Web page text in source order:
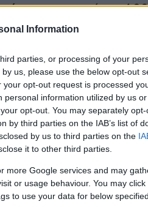
Information
parties, or processing of your
us, please use the below opt-out
opt-out request is processed
information utilized by us
opt-out. You may separately
by third parties on the IAB’s list of
by us to third parties on the
it to other third parties.
more Google services and may
or usage behaviour. You may
to use your data for below
τουςκαι περίπου
ποταμό Πατάπσκο.